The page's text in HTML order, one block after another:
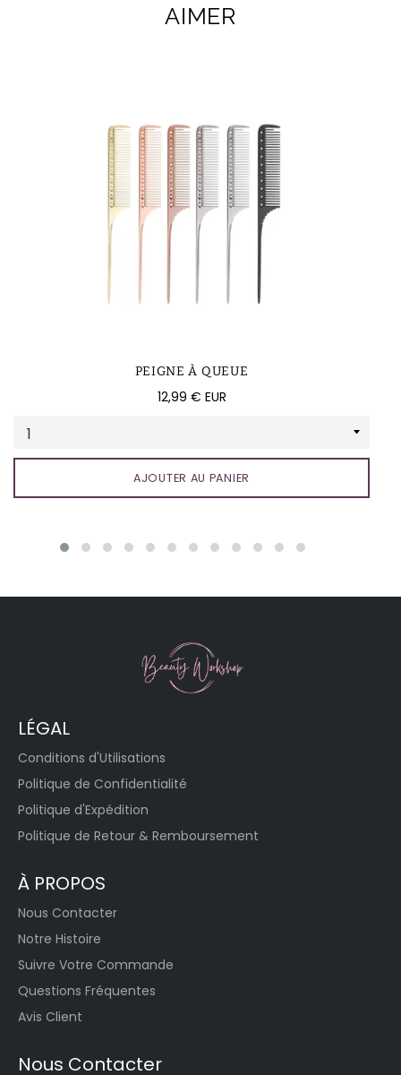
AIMER
PEIGNE À QUEUE
Prix
12,99 € EUR
AJOUTER AU PANIER
LÉGAL
Conditions d'Utilisations
Politique de Confidentialité
Politique d'Expédition
Politique de Retour & Remboursement
À PROPOS
Nous Contacter
Notre Histoire
Suivre Votre Commande
Questions Fréquentes
Avis Client
Nous Contacter